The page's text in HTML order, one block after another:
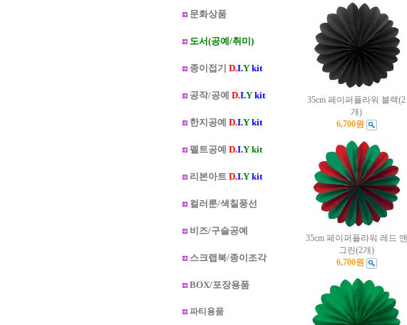
문화상품
도서(공예/취미)
종이접기 D.I.Ykit
공작/공예 D.I.Ykit
한지공예 D.I.Ykit
펠트공예 D.I.Y kit
리본아트 D.I.Ykit
컬러룬/색칠풍선
비즈/구슬공예
스크랩북/종이조각
BOX/포장용품
파티용품
35cm 페이퍼플라워 블랙(2
개)
6,700원
35cm 페이퍼플라워 레드 앤
그린(2개)
6,700원